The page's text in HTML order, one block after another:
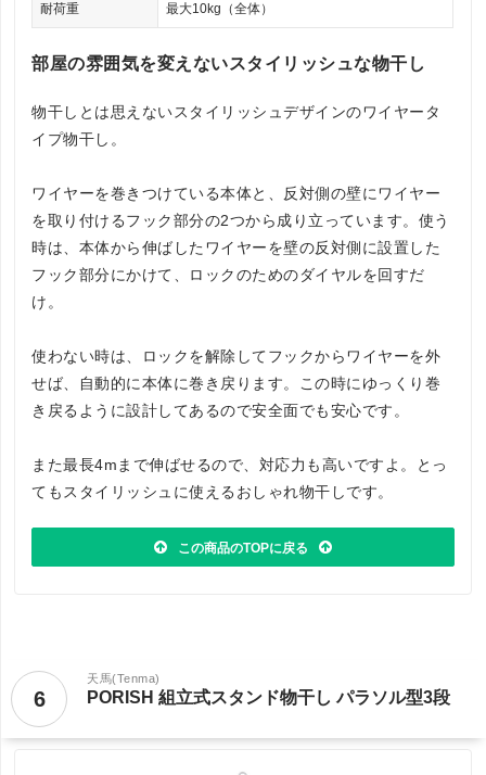
耐荷重 最大10kg（全体）
部屋の雰囲気を変えないスタイリッシュな物干し
物干しとは思えないスタイリッシュデザインのワイヤータ
イプ物干し。
ワイヤーを巻きつけている本体と、反対側の壁にワイヤー
を取り付けるフック部分の2つから成り立っています。使う
時は、本体から伸ばしたワイヤーを壁の反対側に設置した
フック部分にかけて、ロックのためのダイヤルを回すだ
け。
使わない時は、ロックを解除してフックからワイヤーを外
せば、自動的に本体に巻き戻ります。この時にゆっくり巻
き戻るように設計してあるので安全面でも安心です。
また最長4mまで伸ばせるので、対応力も高いですよ。とっ
てもスタイリッシュに使えるおしゃれ物干しです。
この商品のTOPに戻る
6
天馬(Tenma)
PORISH 組立式スタンド物干し パラソル型3段